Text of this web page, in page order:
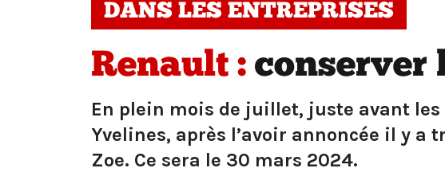
DANS LES ENTREPRISES
Renault : conserver
En plein mois de juillet, juste avant
Yvelines, après l’avoir annoncée il y
Zoe. Ce sera le 30 mars 2024.